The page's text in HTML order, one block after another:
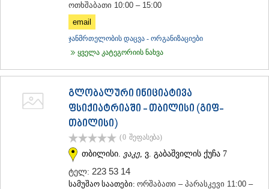
ოთხშაბათი 10:00 – 15:00
email
ჯანმრთელობის დაცვა - ორგანიზაციები
ყველა კატეგორიის ნახვა
გლობალური ინიციატივა
ფსიქიატრიაში - თბილისი (გიფ-
თბილისი)
(0 შეფასება)
თბილისი. ვაკე , ვ. გაბაშვილის ქუჩა 7
ტელ: 223 53 14
სამუშაო საათები: ორშაბათი – პარასკევი 11:00 –